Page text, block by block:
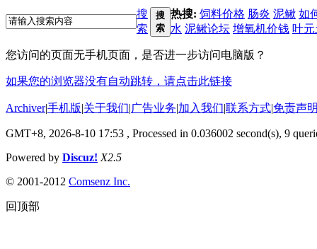
搜
索
搜
索
热搜: 饲料价格 肠炎 泥鳅 如
水 泥鳅论坛 增氧机价钱 叶
您访问的页面无手机页面，是否进一步访问电脑版？
如果您的浏览器没有自动跳转，请点击此链接
Archiver|手机版|关于我们|广告业务|加入我们|联系方式|免责声
GMT+8, 2026-8-10 17:53 , Processed in 0.036002 second(s), 9
Powered by Discuz! X2.5
© 2001-2012 Comsenz Inc.
回顶部